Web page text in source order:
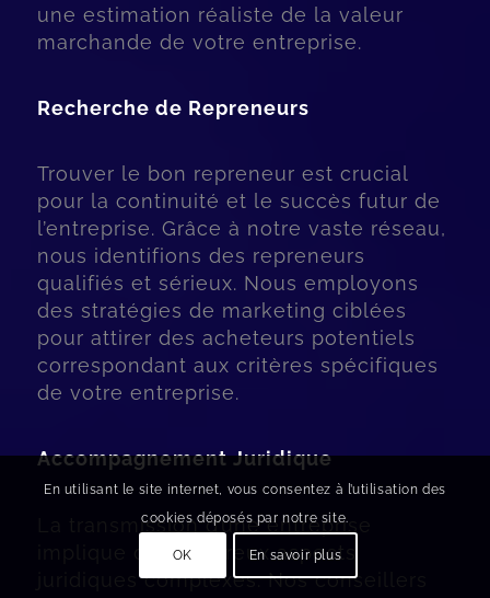
une estimation réaliste de la valeur
marchande de votre entreprise.
Recherche de Repreneurs
Trouver le bon repreneur est crucial
pour la continuité et le succès futur de
l’entreprise. Grâce à notre vaste réseau,
nous identifions des repreneurs
qualifiés et sérieux. Nous employons
des stratégies de marketing ciblées
pour attirer des acheteurs potentiels
correspondant aux critères spécifiques
de votre entreprise.
Accompagnement Juridique
La transmission d’une entreprise
implique de nombreux aspects
juridiques complexes. Nos conseillers
En utilisant le site internet, vous consentez à l’utilisation des
cookies déposés par notre site.
OK En savoir plus